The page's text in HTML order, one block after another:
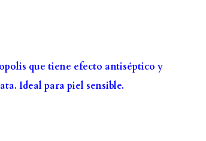
que tiene efecto antiséptico y
Ideal para piel sensible.